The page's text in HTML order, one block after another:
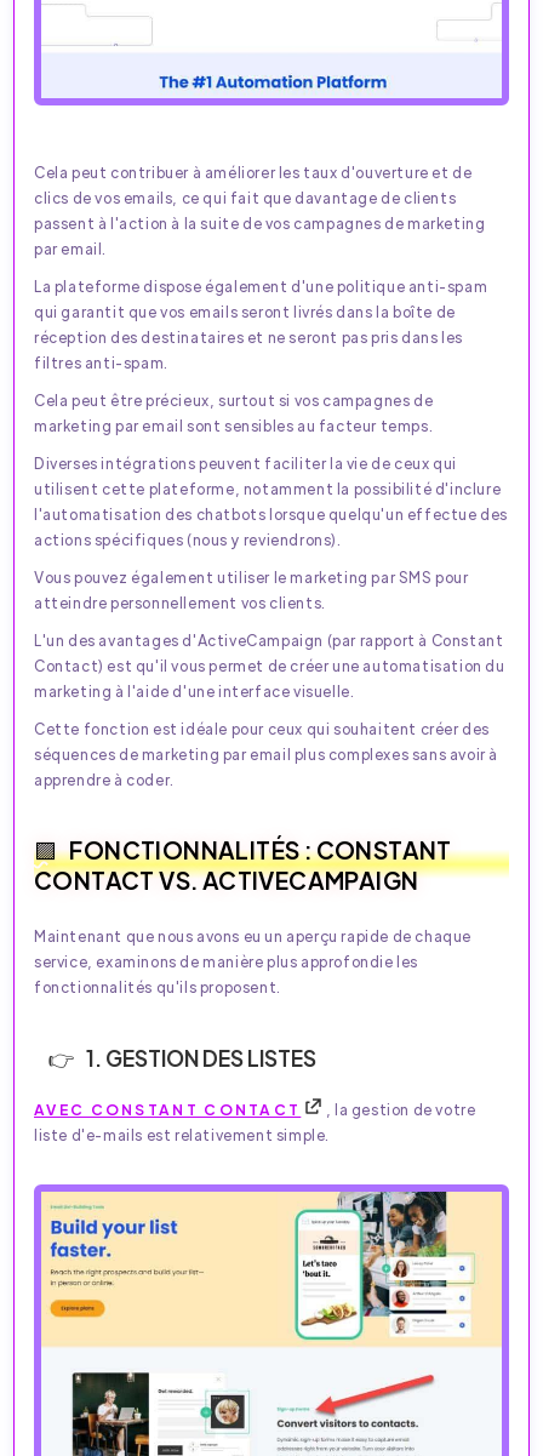
Cela peut contribuer à améliorer les taux d'ouverture et de
clics de vos emails, ce qui fait que davantage de clients
passent à l'action à la suite de vos campagnes de marketing
par email.
La plateforme dispose également d'une politique anti-spam
qui garantit que vos emails seront livrés dans la boîte de
réception des destinataires et ne seront pas pris dans les
filtres anti-spam.
Cela peut être précieux, surtout si vos campagnes de
marketing par email sont sensibles au facteur temps.
Diverses intégrations peuvent faciliter la vie de ceux qui
utilisent cette plateforme, notamment la possibilité d'inclure
l'automatisation des chatbots lorsque quelqu'un effectue des
actions spécifiques (nous y reviendrons).
Vous pouvez également utiliser le marketing par SMS pour
atteindre personnellement vos clients.
L'un des avantages d'ActiveCampaign (par rapport à Constant
Contact) est qu'il vous permet de créer une automatisation du
marketing à l'aide d'une interface visuelle.
Cette fonction est idéale pour ceux qui souhaitent créer des
séquences de marketing par email plus complexes sans avoir à
apprendre à coder.
FONCTIONNALITÉS : CONSTANT
CONTACT VS. ACTIVECAMPAIGN
Maintenant que nous avons eu un aperçu rapide de chaque
service, examinons de manière plus approfondie les
fonctionnalités qu'ils proposent.
1. GESTION DES LISTES
AVEC CONSTANT CONTACT
, la gestion de votre
liste d'e-mails est relativement simple.